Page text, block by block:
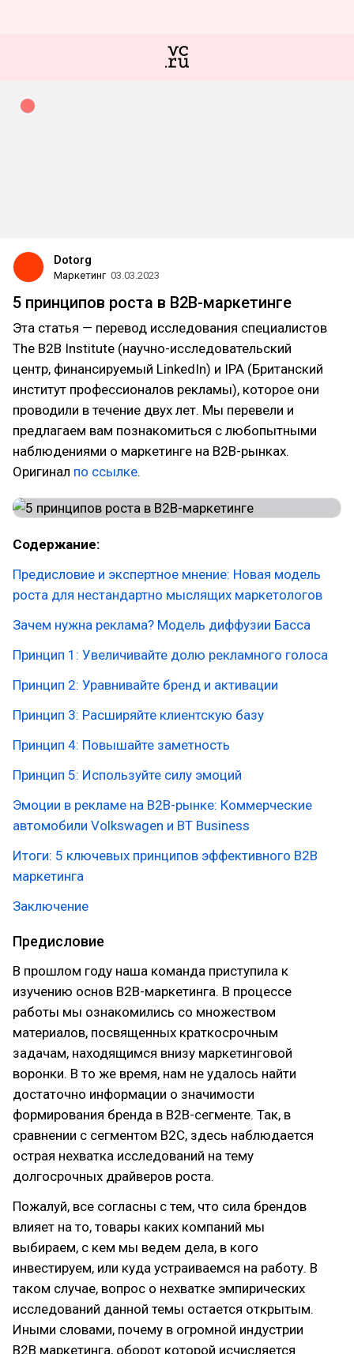
Dotorg
Маркетинг 03.03.2023
5 принципов роста в B2B-маркетинге
Эта статья — перевод исследования специалистов
The B2B Institute (научно-исследовательский
центр, финансируемый LinkedIn) и IPA (Британский
институт профессионалов рекламы), которое они
проводили в течение двух лет. Мы перевели и
предлагаем вам познакомиться с любопытными
наблюдениями о маркетинге на B2B-рынках.
Оригинал по ссылке.
Содержание:
Предисловие и экспертное мнение: Новая модель
роста для нестандартно мыслящих маркетологов
Зачем нужна реклама? Модель диффузии Басса
Принцип 1: Увеличивайте долю рекламного голоса
Принцип 2: Уравнивайте бренд и активации
Принцип 3: Расширяйте клиентскую базу
Принцип 4: Повышайте заметность
Принцип 5: Используйте силу эмоций
Эмоции в рекламе на B2B-рынке: Коммерческие
автомобили Volkswagen и BT Business
Итоги: 5 ключевых принципов эффективного В2В
маркетинга
Заключение
Предисловие
В прошлом году наша команда приступила к
изучению основ В2В-маркетинга. В процессе
работы мы ознакомились со множеством
материалов, посвященных краткосрочным
задачам, находящимся внизу маркетинговой
воронки. В то же время, нам не удалось найти
достаточно информации о значимости
формирования бренда в В2В-сегменте. Так, в
сравнении с сегментом В2С, здесь наблюдается
острая нехватка исследований на тему
долгосрочных драйверов роста.
Пожалуй, все согласны с тем, что сила брендов
влияет на то, товары каких компаний мы
выбираем, с кем мы ведем дела, в кого
инвестируем, или куда устраиваемся на работу. В
таком случае, вопрос о нехватке эмпирических
исследований данной темы остается открытым.
Иными словами, почему в огромной индустрии
В2В маркетинга, оборот которой исчисляется